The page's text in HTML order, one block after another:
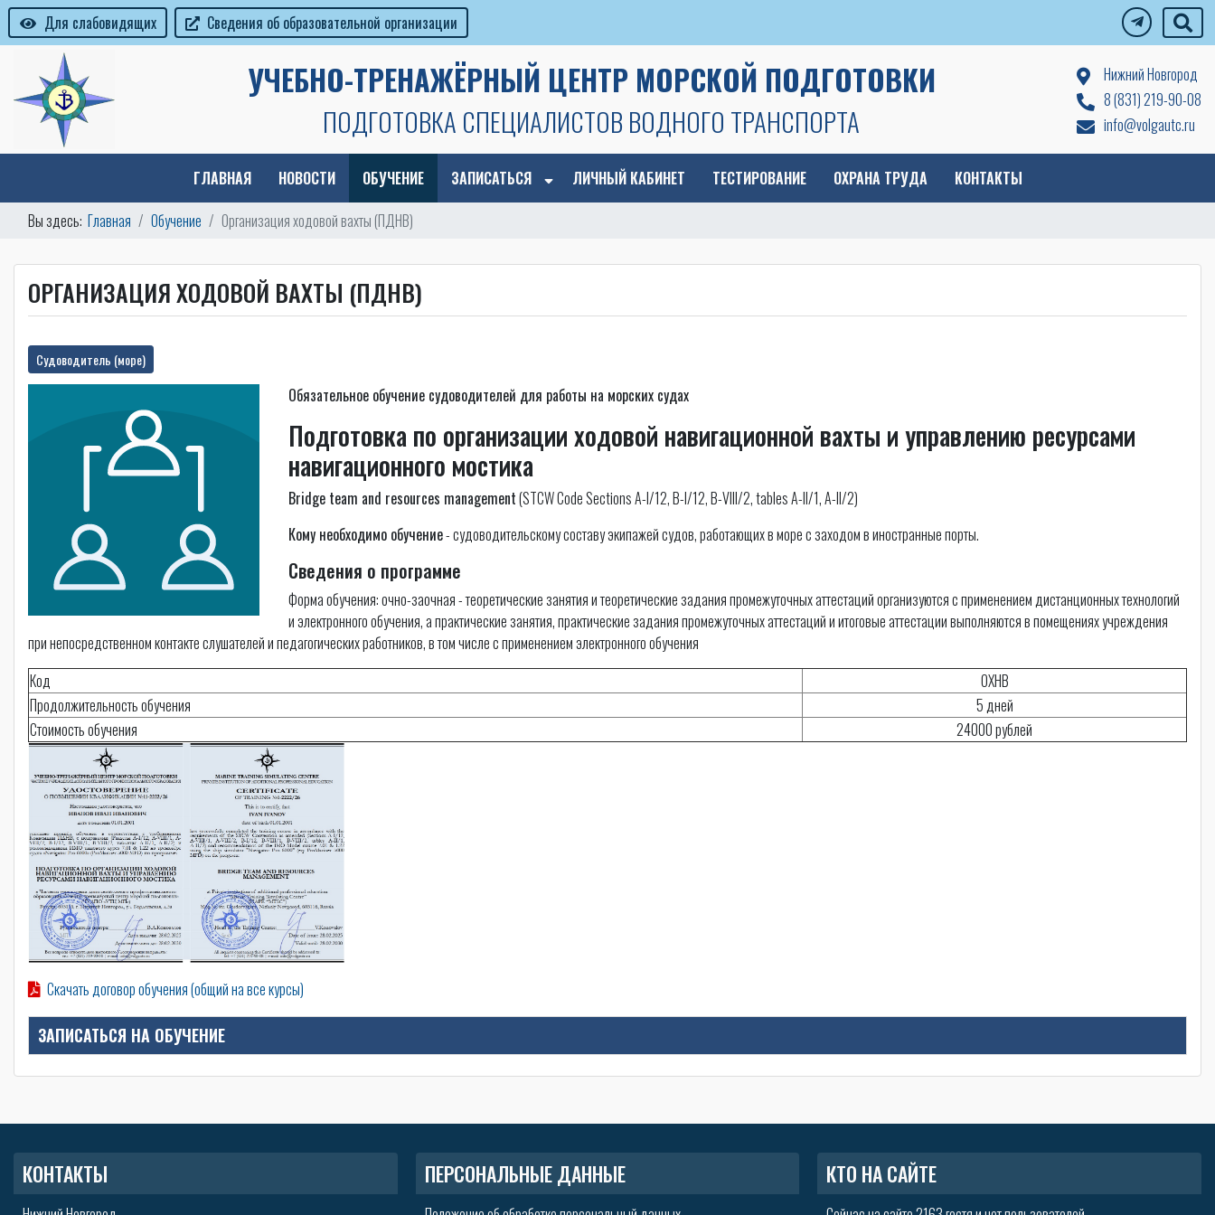
Для слабовидящих Сведения об образовательной организации
УЧЕБНО-ТРЕНАЖЁРНЫЙ ЦЕНТР МОРСКОЙ ПОДГОТОВКИ
ПОДГОТОВКА СПЕЦИАЛИСТОВ ВОДНОГО ТРАНСПОРТА
Нижний Новгород
8 (831) 219-90-08
info@volgautc.ru
ГЛАВНАЯ НОВОСТИ ОБУЧЕНИЕ ЗАПИСАТЬСЯ ЛИЧНЫЙ КАБИНЕТ ТЕСТИРОВАНИЕ ОХРАНА ТРУДА
КОНТАКТЫ
Вы здесь: Главная Обучение Организация ходовой вахты (ПДНВ)
ОРГАНИЗАЦИЯ ХОДОВОЙ ВАХТЫ (ПДНВ)
Судоводитель (море)
Обязательное обучение судоводителей для работы на морских судах
Подготовка по организации ходовой навигационной вахты и управлению ресурсами
навигационного мостика
Bridge team and resources management(STCW Code Sections A-I/12, B-I/12, B-VIII/2, tables A-II/1, A-II/2)
Кому необходимо обучение- судоводительскому составу экипажей судов, работающих в море с заходом в иностранные порты.
Сведения о программе
Форма обучения: очно-заочная - теоретические занятия и теоретические задания промежуточных аттестаций организуются с применением дистанционных технологий
и электронного обучения, а практические занятия, практические задания промежуточных аттестаций и итоговые аттестации выполняются в помещениях учреждения
при непосредственном контакте слушателей и педагогических работников, в том числе с применением электронного обучения
Код
ОХНВ
Продолжительность обучения
5 дней
Стоимость обучения
24000 рублей
Скачать договор обучения (общий на все курсы)
ЗАПИСАТЬСЯ НА ОБУЧЕНИЕ
КОНТАКТЫ ПЕРСОНАЛЬНЫЕ ДАННЫЕ КТО НА САЙТЕ